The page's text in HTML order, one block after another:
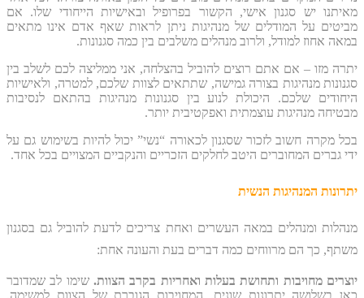
מאיתנו יש סגנון אישי, הקשור בפרופיל ובאישיות הייחודי שלו. אם
מביטים על המודלים של מנהיגות ניתן לראות שאף אדם אינו מתאים
במאה אחוז למודל, ולרוב מנהלים משלבים בין כמה סגנונות.
יתרה מזו – אם אתם רוצים להוביל בהצלחה, אני ממליצה לכם לשלב בין
סגנונות מנהיגות בצורה גמישה, שתתאים לצוות שלכם, למטרה, ולאישיות
היחודים שלכם. היכולת לנוע בין סגנונות מנהיגות בהתאם לנסיבות
מבטיחה מנהיגות עוצמתית ואפקטיבית יותר.
בכל מקרה חשוב לזכור שסגנון לכאורה “נשי” יכול להיות בשימוש גם על
ידי גברים המחוברים היטב לחלקים הזכריים והנקביים המצויים בכל אחד.
יתרונות המנהיגות הנשית
מנהלות ומנהלים במאה העשרים ואחת צריכים לדעת להוביל גם בסגנון
משתף, כך הם מרווחים כמה דברים בעת והעונה אחת:
יוצרים מחויבות ותחושת בעלות ואחריות בקרב הצוות.שימו לב שמדובר
כאן בשלושה יתרונות שונים, המחויבות הגוברת של הצוות למשימה,